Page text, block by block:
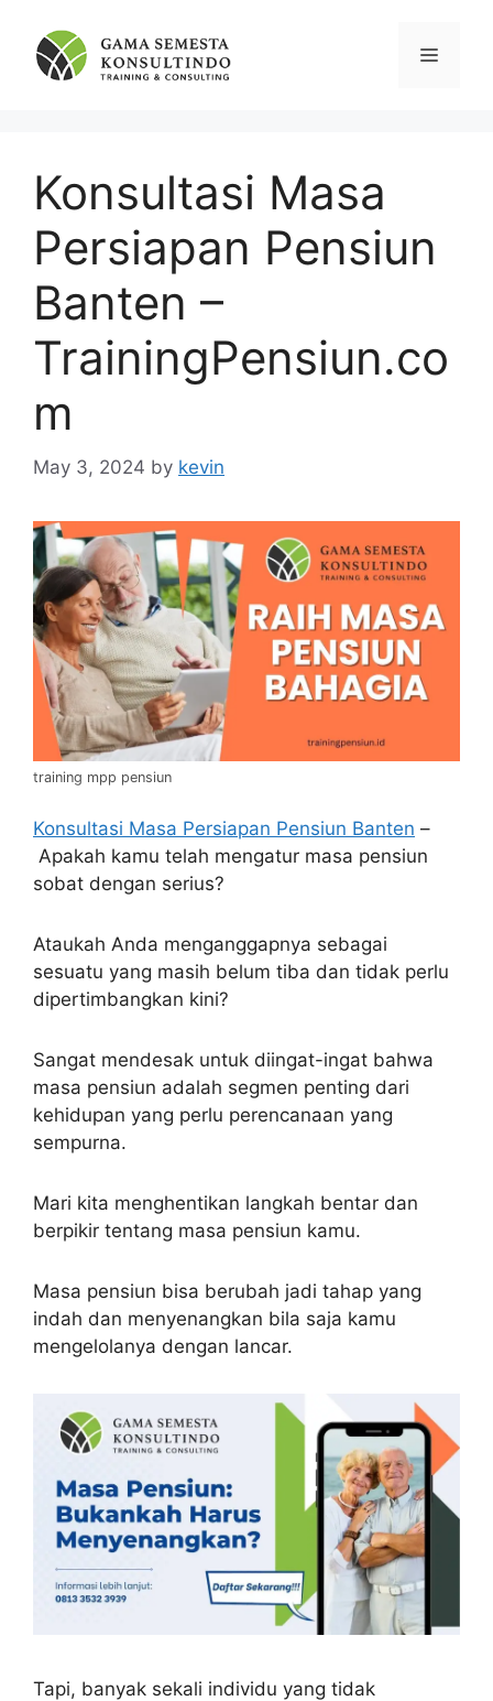
content
Menu
Konsultasi Masa
Persiapan Pensiun
Banten –
TrainingPensiun.co
m
May 3, 2024 by kevin
training mpp pensiun
Konsultasi Masa Persiapan Pensiun Banten –
Apakah kamu telah mengatur masa pensiun
sobat dengan serius?
Ataukah Anda menganggapnya sebagai
sesuatu yang masih belum tiba dan tidak perlu
dipertimbangkan kini?
Sangat mendesak untuk diingat-ingat bahwa
masa pensiun adalah segmen penting dari
kehidupan yang perlu perencanaan yang
sempurna.
Mari kita menghentikan langkah bentar dan
berpikir tentang masa pensiun kamu.
Masa pensiun bisa berubah jadi tahap yang
indah dan menyenangkan bila saja kamu
mengelolanya dengan lancar.
Tapi, banyak sekali individu yang tidak